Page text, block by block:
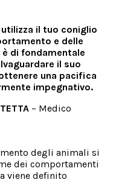
il tuo coniglio
e delle
di fondamentale
il suo
una pacifica
impegnativo.
– Medico
degli animali si
dei comportamenti
viene definito